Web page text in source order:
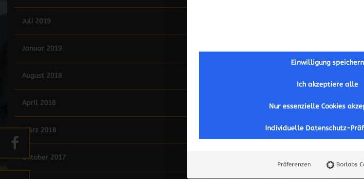
Juli 2019
Januar 2019
August 2018
April 2018
März 2018
Oktober 2017
Einwilligung speichern
Ich akzeptiere alle
Nur essenzielle Cookies
Individuelle Datenschutz-
Präferenzen Borlabs